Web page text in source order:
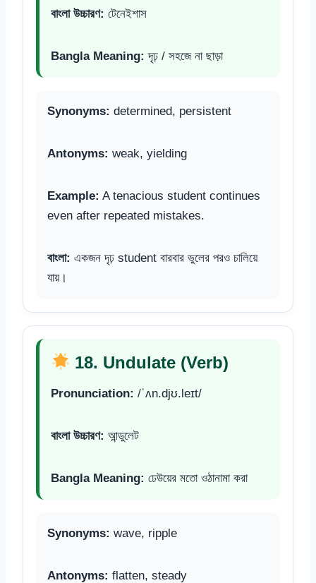
বাংলা উচ্চারণ: টেনেইশাস
Bangla Meaning: দৃঢ় / সহজে না ছাড়া
Synonyms: determined, persistent
Antonyms: weak, yielding
Example: A tenacious student continues
even after repeated mistakes.
বাংলা: একজন দৃঢ় student বারবার ভুলের পরও চালিয়ে
যায়।
18. Undulate (Verb)
Pronunciation: /ˈʌn.djʊ.leɪt/
বাংলা উচ্চারণ: আন্ডুলেট
Bangla Meaning: ঢেউয়ের মতো ওঠানামা করা
Synonyms: wave, ripple
Antonyms: flatten, steady